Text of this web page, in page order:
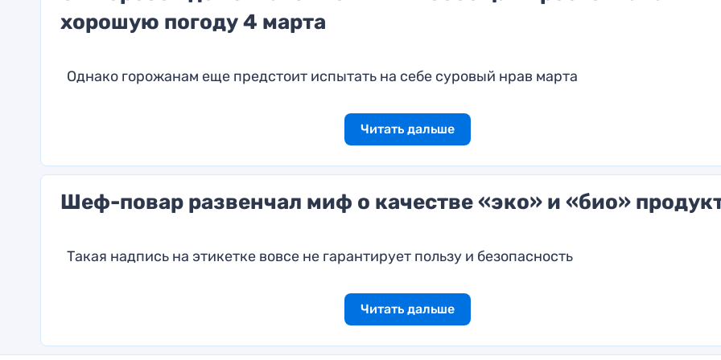
хорошую погоду 4 марта
Однако горожанам еще предстоит испытать на себе суровый нрав марта
Читать дальше
Шеф-повар развенчал миф о качестве «эко» и «био»
Такая надпись на этикетке вовсе не гарантирует пользу и безопасность
Читать дальше